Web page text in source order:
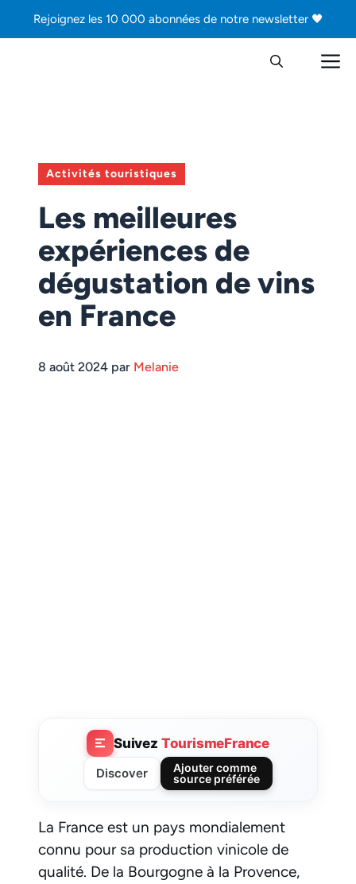
Rejoignez les 10 000 abonnées de notre newsletter 🖤
Activités touristiques
Les meilleures
expériences de
dégustation de vins
en France
8 août 2024 par Melanie
Suivez TourismeFrance
Discover
Ajouter comme
source préférée
La France est un pays mondialement
connu pour sa production vinicole de
qualité. De la Bourgogne à la Provence,